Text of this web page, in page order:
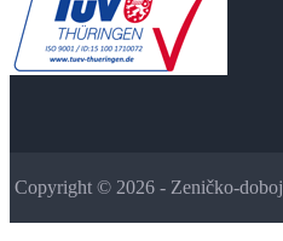
Copyright © 2026 - Zeničko-